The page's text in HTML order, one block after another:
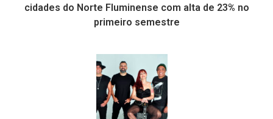
cidades do Norte Fluminense com alta de 23% no
primeiro semestre